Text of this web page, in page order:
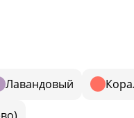
Лавандовый